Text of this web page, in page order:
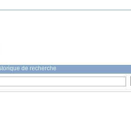
de recherche